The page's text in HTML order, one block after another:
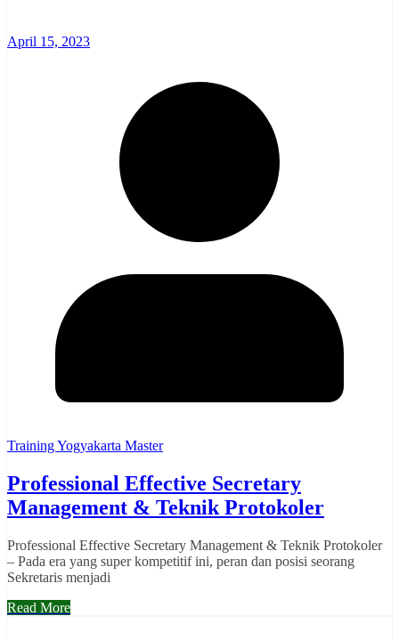
April 15, 2023
Training Yogyakarta Master
Professional Effective Secretary
Management & Teknik Protokoler
Professional Effective Secretary Management & Teknik Protokoler
– Pada era yang super kompetitif ini, peran dan posisi seorang
Sekretaris menjadi
Read More